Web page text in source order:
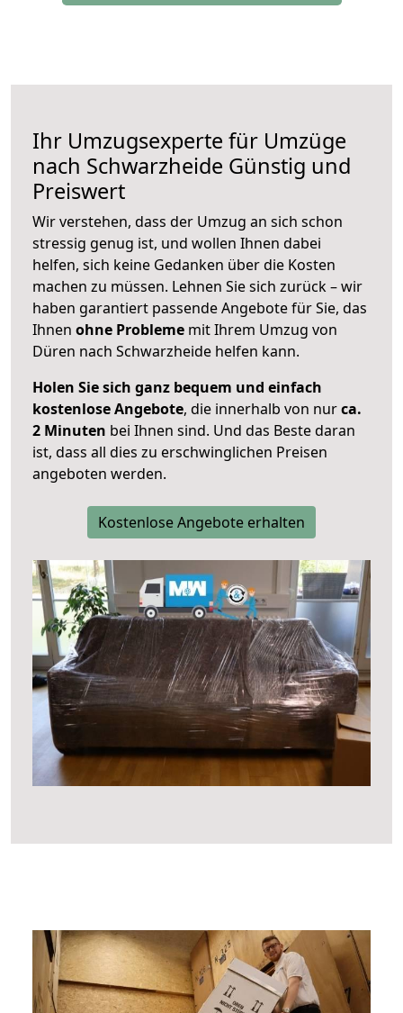
Ihr Umzugsexperte für Umzüge
nach Schwarzheide Günstig und
Preiswert
Wir verstehen, dass der Umzug an sich schon
stressig genug ist, und wollen Ihnen dabei
helfen, sich keine Gedanken über die Kosten
machen zu müssen. Lehnen Sie sich zurück – wir
haben garantiert passende Angebote für Sie, das
Ihnen ohne Probleme mit Ihrem Umzug von
Düren nach Schwarzheide helfen kann.
Holen Sie sich ganz bequem und einfach
kostenlose Angebote, die innerhalb von nurca.
2 Minuten bei Ihnen sind. Und das Beste daran
ist, dass all dies zu erschwinglichen Preisen
angeboten werden.
Kostenlose Angebote erhalten